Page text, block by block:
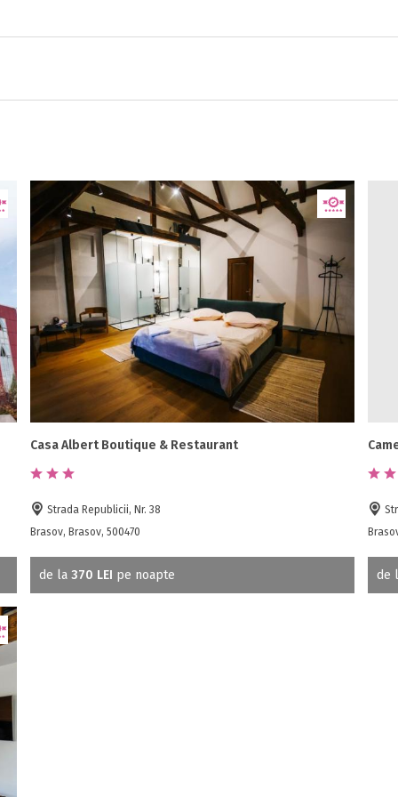
Casa Albert Boutique & Restaurant
Strada Republicii, Nr. 38
Brasov, Brasov, 500470
de la 370 LEI pe noapte de